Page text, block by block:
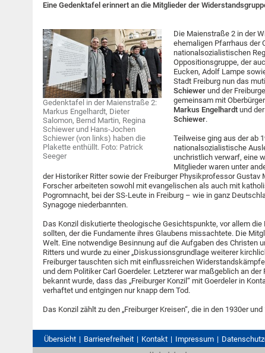
Eine Gedenktafel erinnert an die Mitglieder der
Gedenktafel in der Maienstraße 2:
Markus Engelhardt, Dieter
Salomon, Bernd Martin, Regina
Schiewer und Hans-Jochen
Schiewer (von links) haben die
Plakette enthüllt. Foto: Patrick
Seeger
Die Maienstraße 2 in der
ehemaligen Pfarrhaus der
nationalsozialistischen
Oppositionsgruppe, der
Eucken, Adolf Lampe
Stadt Freiburg nun das
Schiewer und der
gemeinsam mit
Markus Engelhardt und
Schiewer.
Teilweise ging aus der ab
nationalsozialistische
unchristlich verwarf, eine
Mitglieder waren unter
der Historiker Ritter sowie der Freiburger Physikprofessor
Forscher arbeiteten sowohl mit evangelischen als auch mit
Pogromnacht, bei der SS-Leute in Freiburg – wie in ganz
Synagoge niederbannten.
Das Konzil diskutierte theologische Gesichtspunkte, vor allem
sollten, der die Fundamente ihres Glaubens missachtete. Die
Welt. Eine notwendige Besinnung auf die Aufgaben des Christen
Ritters und wurde zu einer „Diskussionsgrundlage weiterer
Freiburger tauschten sich mit einflussreichen
und dem Politiker Carl Goerdeler. Letzterer war maßgeblich an
bekannt wurde, dass das „Freiburger Konzil“ mit Goerdeler in
verhaftet und entgingen nur knapp dem Tod.
Das Konzil zählt zu den „Freiburger Kreisen“, die in den 1930er
Übersicht Barrierefreiheit Kontakt Impressum